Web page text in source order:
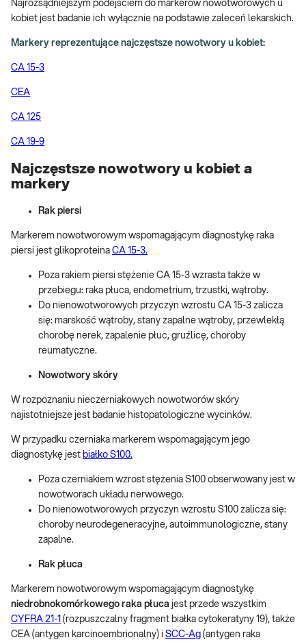
Najrozsądniejszym podejściem do markerów nowotworowych u
kobiet jest badanie ich wyłącznie na podstawie zaleceń lekarskich.
Markery reprezentujące najczęstsze nowotwory u kobiet:
CA 15-3
CEA
CA 125
CA 19-9
Najczęstsze nowotwory u kobiet a
markery
Rak piersi
Markerem nowotworowym wspomagającym diagnostykę raka
piersi jest glikoproteina CA 15-3.
Poza rakiem piersi stężenie CA 15-3 wzrasta także w
przebiegu: raka płuca, endometrium, trzustki, wątroby.
Do nienowotworowych przyczyn wzrostu CA 15-3 zalicza
się: marskość wątroby, stany zapalne wątroby, przewlekłą
chorobę nerek, zapalenie płuc, gruźlicę, choroby
reumatyczne.
Nowotwory skóry
W rozpoznaniu nieczerniakowych nowotworów skóry
najistotniejsze jest badanie histopatologiczne wycinków.
W przypadku czerniaka markerem wspomagającym jego
diagnostykę jest białko S100.
Poza czerniakiem wzrost stężenia S100 obserwowany jest w
nowotworach układu nerwowego.
Do nienowotworowych przyczyn wzrostu S100 zalicza się:
choroby neurodegeneracyjne, autoimmunologiczne, stany
zapalne.
Rak płuca
Markerem nowotworowym wspomagającym diagnostykę
niedrobnokomórkowego raka płuca jest przede wszystkim
CYFRA 21-1 (rozpuszczalny fragment białka cytokeratyny 19), także
CEA (antygen karcinoembrionalny) i SCC-Ag (antygen raka